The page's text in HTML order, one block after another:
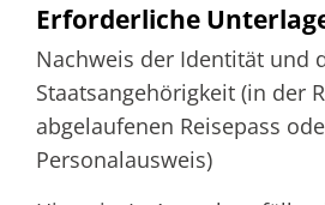
Erforderliche
Nachweis der Identität und
Staatsangehörigkeit (in der
abgelaufenen Reisepass
Personalausweis)